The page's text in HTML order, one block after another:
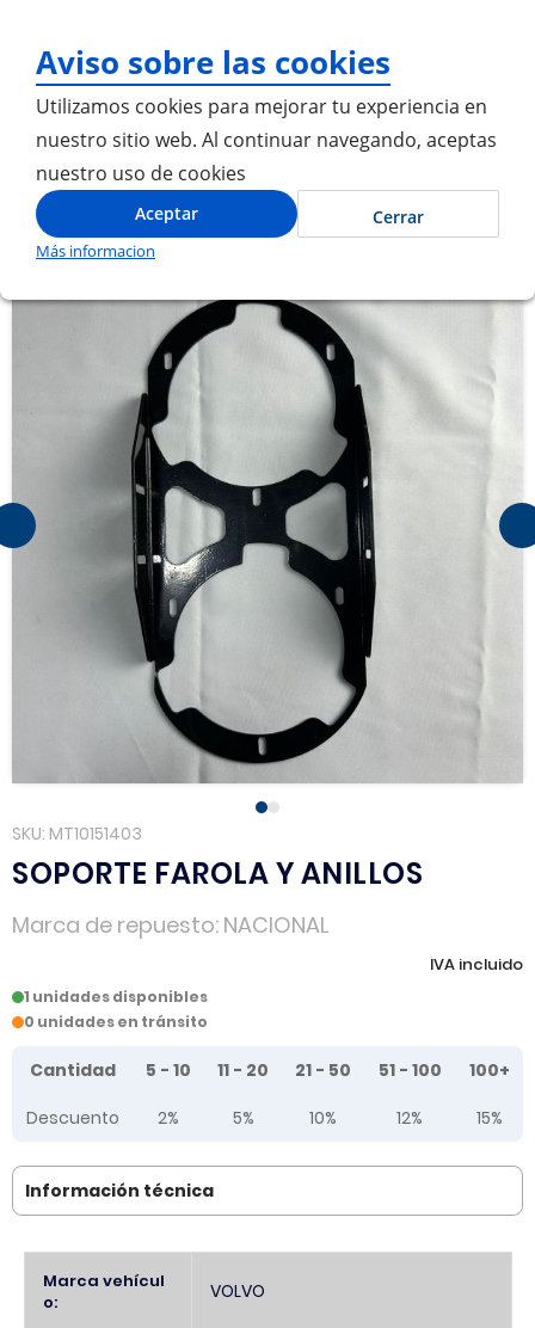
Aviso sobre las cookies
Utilizamos cookies para mejorar tu experiencia en
nuestro sitio web. Al continuar navegando, aceptas
nuestro uso de cookies
Aceptar Cerrar
Más informacion
Inicio SOPORTE FAROLA Y ANILLOS
SKU MT10151403
SOPORTE FAROLA Y ANILLOS
Marca de repuesto NACIONAL
IVA incluido
1 unidades disponibles
0 unidades en tránsito
Tier prices table
Cantidad 5 - 10 11 - 20 21 - 50 51 - 100
100+
Descuento
2% 5% 10% 12% 15%
Información técnica
Información
Marca vehícul
o:
VOLVO